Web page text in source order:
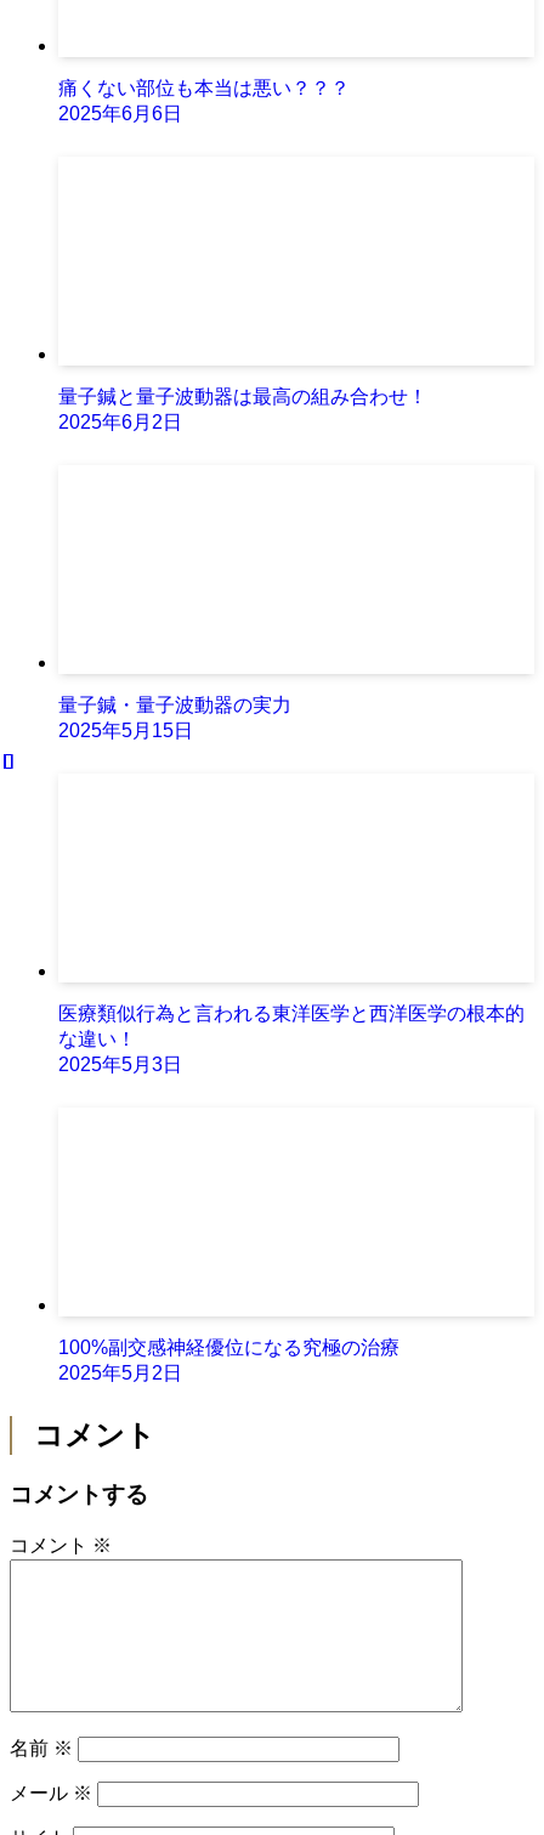
痛くない部位も本当は悪い？？？
2025年6月6日
量子鍼と量子波動器は最高の組み合わせ！
2025年6月2日
量子鍼・量子波動器の実力
2025年5月15日
医療類似行為と言われる東洋医学と西洋医学の根本的
な違い！
2025年5月3日
100%副交感神経優位になる究極の治療
2025年5月2日
コメント
コメントする
コメント ※
名前 ※
メール ※